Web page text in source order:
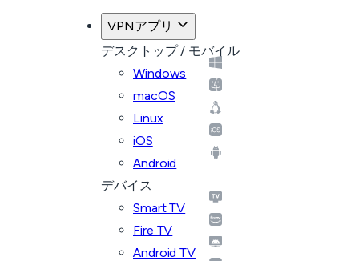
VPNアプリ
デスクトップ / モバイル
Windows
macOS
Linux
iOS
Android
デバイス
Smart TV
Fire TV
Android TV